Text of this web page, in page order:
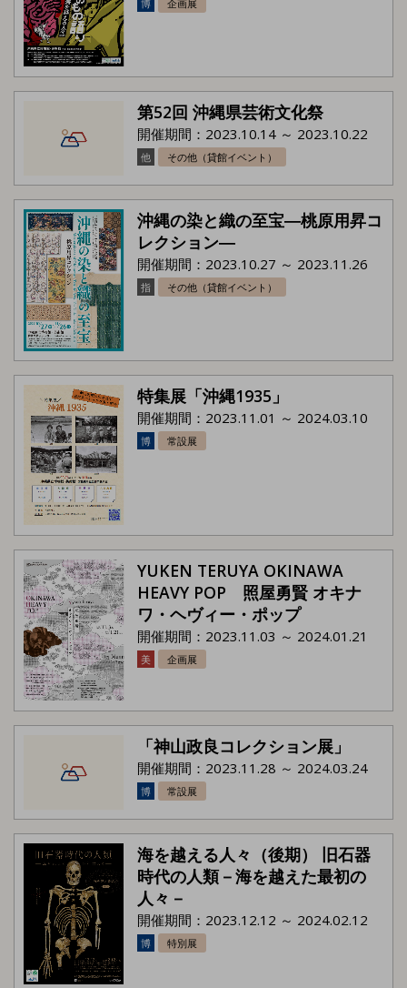
博 企画展
第52回 沖縄県芸術文化祭
開催期間：2023.10.14 ～ 2023.10.22
他 その他（貸館イベント）
沖縄の染と織の至宝―桃原用昇コ
レクション―
開催期間：2023.10.27 ～ 2023.11.26
指 その他（貸館イベント）
特集展「沖縄1935」
開催期間：2023.11.01 ～ 2024.03.10
博 常設展
YUKEN TERUYA OKINAWA
HEAVY POP 照屋勇賢 オキナ
ワ・ヘヴィー・ポップ
開催期間：2023.11.03 ～ 2024.01.21
美 企画展
「神山政良コレクション展」
開催期間：2023.11.28 ～ 2024.03.24
博 常設展
海を越える人々（後期） 旧石器
時代の人類－海を越えた最初の
人々－
開催期間：2023.12.12 ～ 2024.02.12
博 特別展